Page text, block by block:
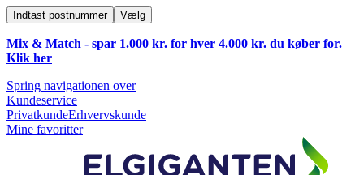
Indtast postnummer Vælg
Mix & Match - spar 1.000 kr. for hver 4.000 kr. du køber for.
Klik her
Spring navigationen over
Kundeservice
PrivatkundeErhvervskunde
Mine favoritter